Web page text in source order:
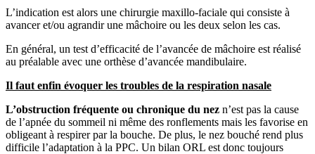
L’indication est alors une chirurgie maxillo-faciale qui consiste à
avancer et/ou agrandir une mâchoire ou les deux selon les cas.
En général, un test d’efficacité de l’avancée de mâchoire est réalisé
au préalable avec une orthèse d’avancée mandibulaire.
Il faut enfin évoquer les troubles de la respiration nasale
L’obstruction fréquente ou chronique du nez n’est pas la cause
de l’apnée du sommeil ni même des ronflements mais les favorise en
obligeant à respirer par la bouche. De plus, le nez bouché rend plus
difficile l’adaptation à la PPC. Un bilan ORL est donc toujours